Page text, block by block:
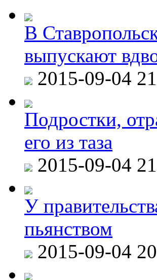
В
выпускают
2015-09-04
Подростки,
его из таза
2015-09-04
У
пьянством
2015-09-04